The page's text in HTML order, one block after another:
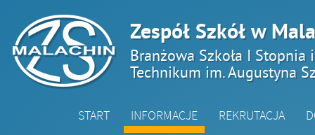
Zespół Szkół w
Branżowa Szkoła I Stopnia
Technikum im. Augustyna
START INFORMACJE REKRUTACJA